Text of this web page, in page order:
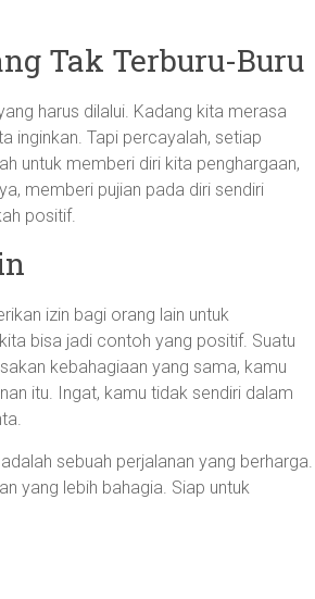
Tak Terburu-Buru
harus dilalui. Kadang kita merasa
inginkan. Tapi percayalah, setiap
untuk memberi diri kita penghargaan,
memberi pujian pada diri sendiri
positif.
izin bagi orang lain untuk
bisa jadi contoh yang positif. Suatu
kebahagiaan yang sama, kamu
itu. Ingat, kamu tidak sendiri dalam
sebuah perjalanan yang berharga.
yang lebih bahagia. Siap untuk